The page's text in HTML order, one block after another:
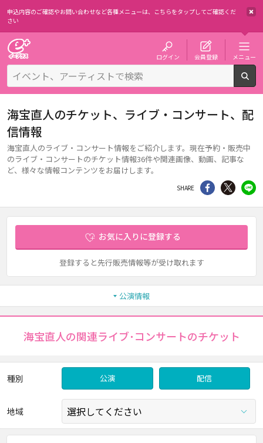
申込内容のご確認やお問い合わせなど各種メニューは、 こちらをタップしてご確認くだ
さい
ログイン 会員登録 メニュー
海宝直人のチケット、ライブ・コンサート、配
信情報
海宝直人のライブ・コンサート情報をご紹介します。現在予約・販売中
のライブ・コンサートのチケット情報36件や関連画像、動画、記事な
ど、様々な情報コンテンツをお届けします。
SHARE シェア Twitter
お気に入りに登録する
登録すると先行販売情報等が受け取れます
公演情報
海宝直人の関連ライブ･コンサートのチケット
種別 公演 配信
地域